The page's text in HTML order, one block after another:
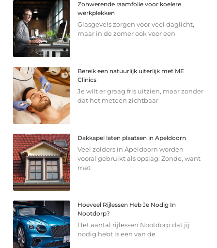
Zonwerende raamfolie voor koelere
werkplekken
Glasgevels zorgen voor veel daglicht,
maar in de zomer ook voor een
Bereik een natuurlijk uiterlijk met ME
Clinics
Je wilt er graag fris uitzien, maar zonder
dat het meteen zichtbaar
Dakkapel laten plaatsen in Apeldoorn
Veel zolders in Apeldoorn worden
vooral gebruikt als opslag. Zonde, want
met
Hoeveel Rijlessen Heb Je Nodig In
Nootdorp?
Het aantal rijlessen Nootdorp dat jij
nodig hebt is een van de